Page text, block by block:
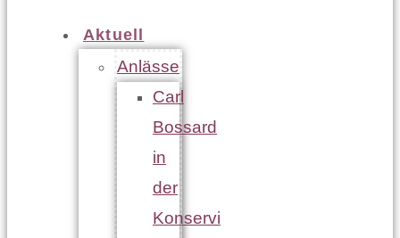
Aktuell
Anlässe
Carl
Bossard
in
der
Konservi